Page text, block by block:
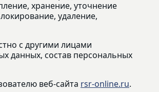
хранение, уточнение
удаление,
с другими лицами
данных, состав персональных
веб-сайта rsr-online.ru.